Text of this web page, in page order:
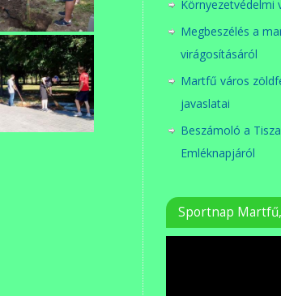
Környezetvédelmi
Megbeszélés a
virágosításáról
Martfű város
javaslatai
Beszámoló a
Emléknapjáról
Sportnap